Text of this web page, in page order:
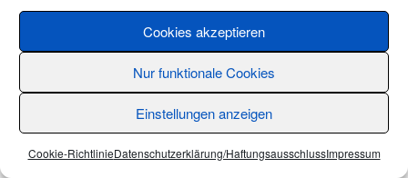
Cookies akzeptieren
Nur funktionale Cookies
Einstellungen anzeigen
Cookie-RichtlinieDatenschutzerklärung/HaftungsausschlussImpressum